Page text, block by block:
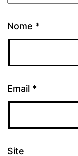
Nome *
Email *
Site